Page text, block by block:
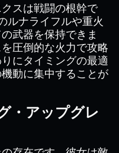
スは戦闘の根幹で
ルナライフルや重火
武器を保持できま
圧倒的な火力で攻略
にタイミングの最適
動に集中することが
・アップグレ